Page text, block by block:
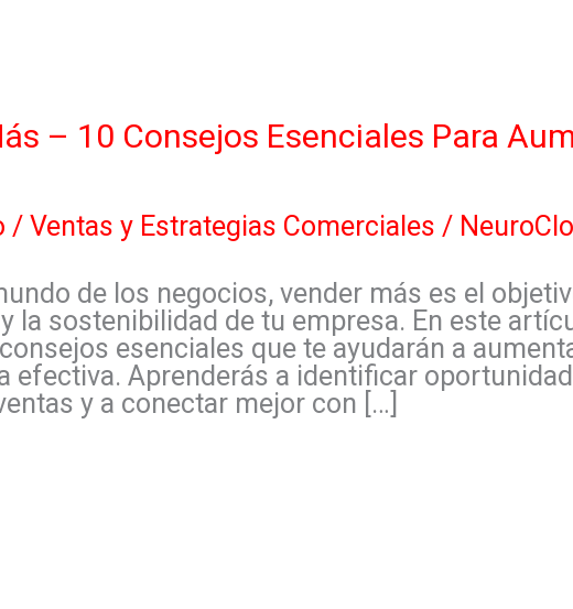
– 10 Consejos Esenciales Para
/ Ventas y Estrategias Comerciales /
de los negocios, vender más es el
la sostenibilidad de tu empresa. En este
esenciales que te ayudarán a
efectiva. Aprenderás a identificar
y a conectar mejor con […]